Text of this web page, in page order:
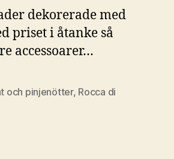
dekorerade med
priset i åtanke så
accessoarer…
och pinjenötter, Rocca di